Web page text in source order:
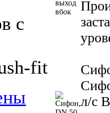
с
fit
л/с